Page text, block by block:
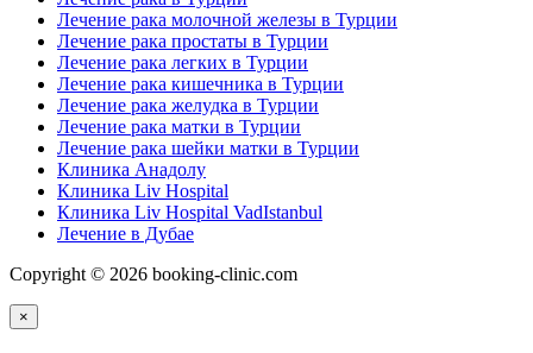
Лечение рака молочной железы в Турции
Лечение рака простаты в Турции
Лечение рака легких в Турции
Лечение рака кишечника в Турции
Лечение рака желудка в Турции
Лечение рака матки в Турции
Лечение рака шейки матки в Турции
Клиника Анадолу
Клиника Liv Hospital
Клиника Liv Hospital VadIstanbul
Лечение в Дубае
Copyright © 2026 booking-clinic.com
×